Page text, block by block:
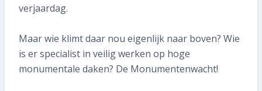
verjaardag.
Maar wie klimt daar nou eigenlijk naar boven? Wie
is er specialist in veilig werken op hoge
monumentale daken? De Monumentenwacht!
058 215 73 65